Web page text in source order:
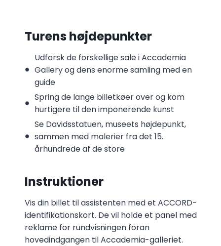
Turens højdepunkter
Udforsk de forskellige sale i Accademia
Gallery og dens enorme samling med en
guide
Spring de lange billetkøer over og kom
hurtigere til den imponerende kunst
Se Davidsstatuen, museets højdepunkt,
sammen med malerier fra det 15.
århundrede af de store
Instruktioner
Vis din billet til assistenten med et ACCORD-
identifikationskort. De vil holde et panel med
reklame for rundvisningen foran
hovedindgangen til Accademia-galleriet.